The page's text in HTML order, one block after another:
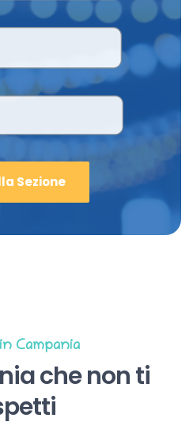
Sezione
Campania
che non ti